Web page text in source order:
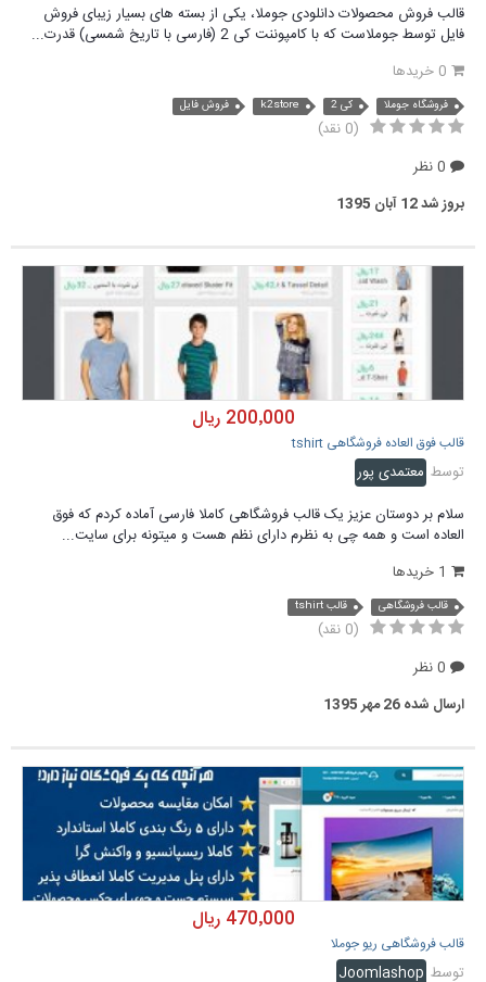
قالب فروش محصولات دانلودی جوملا، یکی از بسته های بسیار زیبای فروش
فایل توسط جوملاست که با کامپوننت کی 2 (فارسی با تاریخ شمسی) قدرت...
فروشگاه جوملا کی 2 k2store فروش فایل
(0 نقد)
بروز شد12 آبان 1395
200٬000 ریال
قالب فوق العاده فروشگاهی tshirt
توسط معتمدی پور
سلام بر دوستان عزیز یک قالب فروشگاهی کاملا فارسی آماده کردم که فوق
العاده است و همه چی به نظرم دارای نظم هست و میتونه برای سایت...
قالب فروشگاهی قالب tshirt
(0 نقد)
ارسال شده26 مهر 1395
470٬000 ریال
قالب فروشگاهی ریو جوملا
توسط Joomlashop